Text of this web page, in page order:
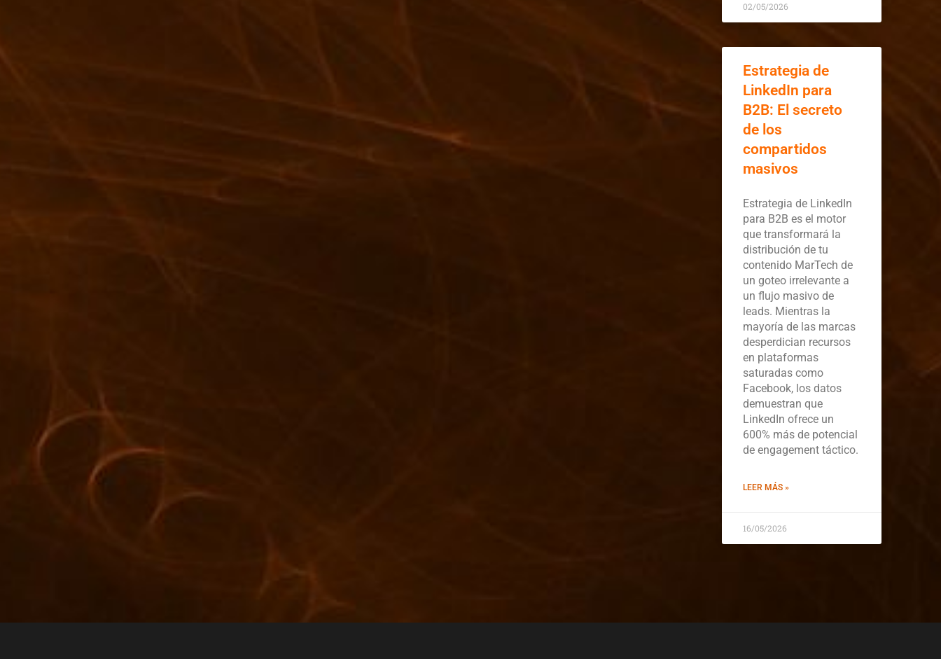
02/05/2026
Estrategia de
LinkedIn para
B2B: El secreto
de los
compartidos
masivos
Estrategia de LinkedIn
para B2B es el motor
que transformará la
distribución de tu
contenido MarTech de
un goteo irrelevante a
un flujo masivo de
leads. Mientras la
mayoría de las marcas
desperdician recursos
en plataformas
saturadas como
Facebook, los datos
demuestran que
LinkedIn ofrece un
600% más de potencial
de engagement táctico.
LEER MÁS »
16/05/2026